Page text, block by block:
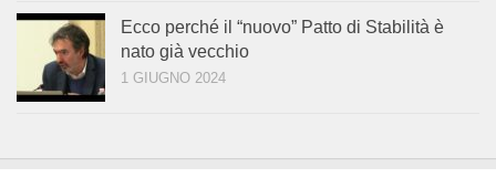
Ecco perché il “nuovo” Patto di Stabilità è
nato già vecchio
1 GIUGNO 2024